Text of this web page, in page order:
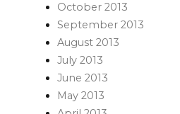
October 2013
September 2013
August 2013
July 2013
June 2013
May 2013